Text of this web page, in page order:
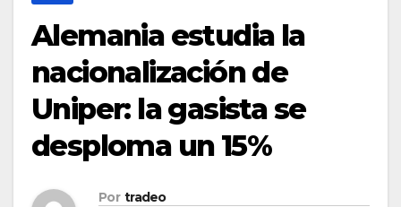
Alemania estudia la
nacionalización de
Uniper: la gasista se
desploma un 15%
Por tradeo